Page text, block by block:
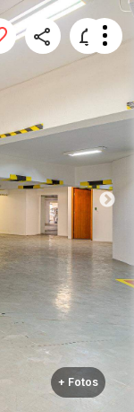
+ Fotos